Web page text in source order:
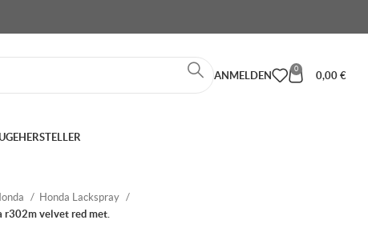
ANMELDEN
0
0,00 €
HERSTELLER
Honda Lackspray
r302m velvet red met.